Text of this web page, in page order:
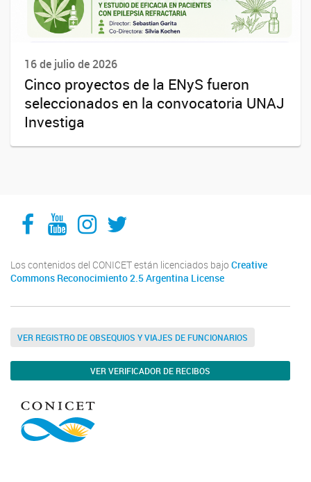
16 de julio de 2026
Cinco proyectos de la ENyS fueron
seleccionados en la convocatoria UNAJ
Investiga
Facebook
YouTube
Instagram
Twitter
Los contenidos del CONICET están licenciados bajo Creative
Commons Reconocimiento 2.5 Argentina License
VER REGISTRO DE OBSEQUIOS Y VIAJES DE FUNCIONARIOS
VER VERIFICADOR DE RECIBOS